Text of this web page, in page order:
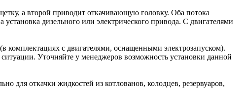
а второй приводит откачивающую головку. Оба потока
установка дизельного или электрического привода. С двигателями
комплектациях с двигателями, оснащенными электрозапуском).
Уточняйте у менеджеров возможность установки данной
для откачки жидкостей из котлованов, колодцев, резервуаров,